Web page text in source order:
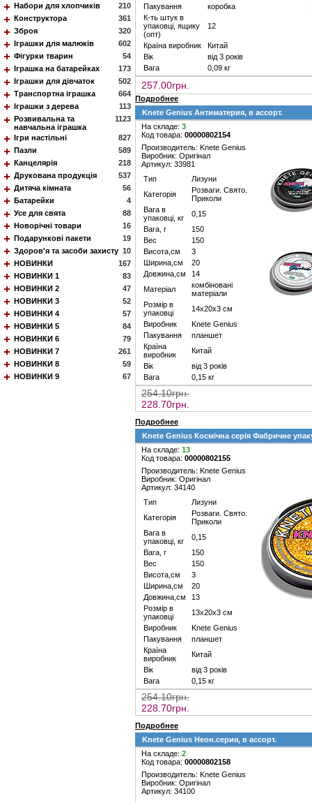
210
Набори для хлопчиків
361
Конструктора
320
Зброя
602
Іграшки для малюків
54
Фігурки тварин
173
Іграшка на батарейках
502
Іграшки для дівчаток
664
Транспортна іграшка
113
Іграшки з дерева
1123
Розвивальна та
навчальна іграшка
827
Ігри настільні
589
Пазли
218
Канцелярія
537
Друкована продукція
56
Дитяча кімната
4
Батарейки
88
Усе для свята
16
Новорічні товари
19
Подарункові пакети
10
Здоров'я та засоби захисту
167
НОВИНКИ
83
НОВИНКИ 1
47
НОВИНКИ 2
52
НОВИНКИ 3
57
НОВИНКИ 4
84
НОВИНКИ 5
79
НОВИНКИ 6
261
НОВИНКИ 7
59
НОВИНКИ 8
67
НОВИНКИ 9
Пакування
коробка
К-ть штук в
упаковці, ящику
(опт)
12
Країна виробник
Китай
Вік
від 3 років
Вага
0,09 кг
257.00грн.
Подробнее
Knete Genius Антиматерия, в ассорт.
На складе: 3
Код товара: 00000802154
Производитель: Knete Genius
Виробник: Оригінал
Артикул: 33981
Тип
Лизуни
Категорія
Розваги. Свято.
Приколи
Вага в
упаковці, кг
0,15
Вага, г
150
Вес
150
Висота,см
3
Ширина,см
20
Довжина,см
14
Матеріал
комбіновані
матеріали
Розмір в
упаковці
14х20х3 см
Виробник
Knete Genius
Пакування
планшет
Країна
виробник
Китай
Вік
від 3 років
Вага
0,15 кг
254.10грн.
228.70грн.
Подробнее
Knete Genius Космічна серія Фабричне
На складе: 13
Код товара: 00000802155
Производитель: Knete Genius
Виробник: Оригінал
Артикул: 34140
Тип
Лизуни
Категорія
Розваги. Свято.
Приколи
Вага в
упаковці, кг
0,15
Вага, г
150
Вес
150
Висота,см
3
Ширина,см
20
Довжина,см
13
Розмір в
упаковці
13х20х3 см
Виробник
Knete Genius
Пакування
планшет
Країна
виробник
Китай
Вік
від 3 років
Вага
0,15 кг
254.10грн.
228.70грн.
Подробнее
Knete Genius Неон.серия, в ассорт.
На складе: 2
Код товара: 00000802158
Производитель: Knete Genius
Виробник: Оригінал
Артикул: 34100